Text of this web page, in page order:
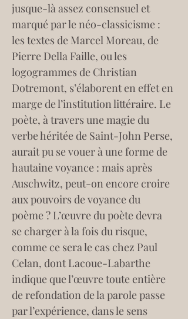
jusque-là assez consensuel et
marqué par le néo-classicisme :
les textes de Marcel Moreau, de
Pierre Della Faille, ou les
logogrammes de Christian
Dotremont, s’élaborent en effet en
marge de l’institution littéraire. Le
poète, à travers une magie du
verbe héritée de Saint-John Perse,
aurait pu se vouer à une forme de
hautaine voyance : mais après
Auschwitz, peut-on encore croire
aux pouvoirs de voyance du
poème ? L’œuvre du poète devra
se charger à la fois du risque,
comme ce sera le cas chez Paul
Celan, dont Lacoue-Labarthe
indique que l’œuvre toute entière
de refondation de la parole passe
par l’expérience, dans le sens